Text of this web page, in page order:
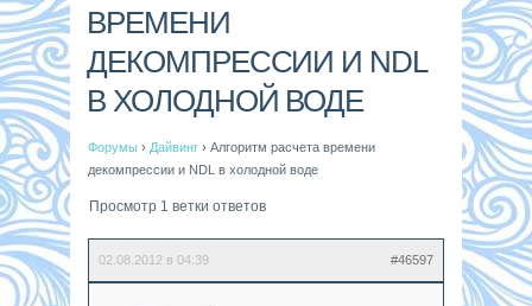
ВРЕМЕНИ
ДЕКОМПРЕССИИ И NDL
В ХОЛОДНОЙ ВОДЕ
Форумы › Дайвинг › Алгоритм расчета времени
декомпрессии и NDL в холодной воде
Просмотр 1 ветки ответов
02.08.2012 в 04:39 #46597